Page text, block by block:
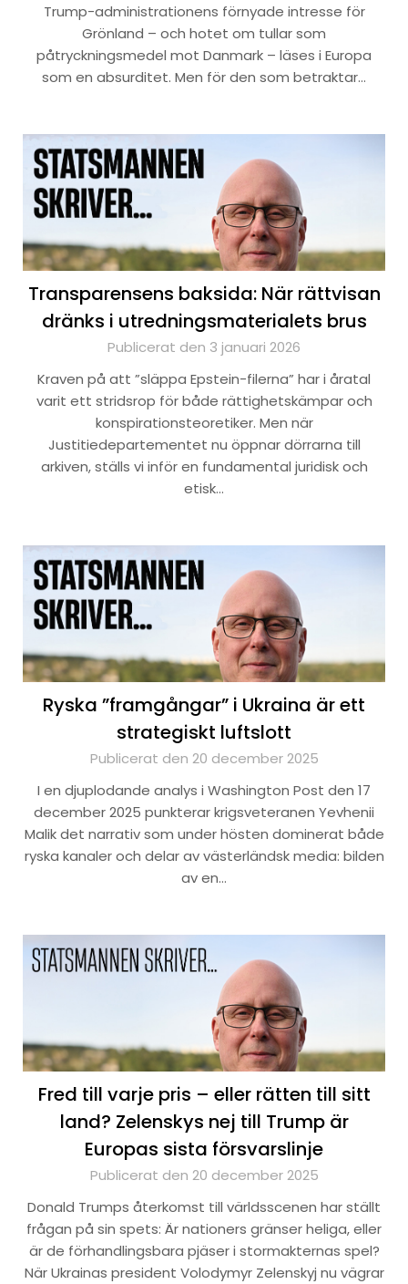
Trump-administrationens förnyade intresse för
Grönland – och hotet om tullar som
påtryckningsmedel mot Danmark – läses i Europa
som en absurditet. Men för den som betraktar…
Transparensens baksida: När rättvisan
dränks i utredningsmaterialets brus
Publicerat den 3 januari 2026
Kraven på att ”släppa Epstein-filerna” har i åratal
varit ett stridsrop för både rättighetskämpar och
konspirationsteoretiker. Men när
Justitiedepartementet nu öppnar dörrarna till
arkiven, ställs vi inför en fundamental juridisk och
etisk…
Ryska ”framgångar” i Ukraina är ett
strategiskt luftslott
Publicerat den 20 december 2025
I en djuplodande analys i Washington Post den 17
december 2025 punkterar krigsveteranen Yevhenii
Malik det narrativ som under hösten dominerat både
ryska kanaler och delar av västerländsk media: bilden
av en…
Fred till varje pris – eller rätten till sitt
land? Zelenskys nej till Trump är
Europas sista försvarslinje
Publicerat den 20 december 2025
Donald Trumps återkomst till världsscenen har ställt
frågan på sin spets: Är nationers gränser heliga, eller
är de förhandlingsbara pjäser i stormakternas spel?
När Ukrainas president Volodymyr Zelenskyj nu vägrar